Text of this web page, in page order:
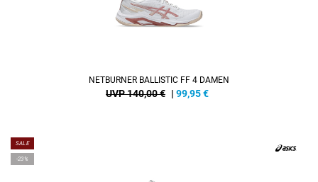
NETBURNER BALLISTIC FF 4 DAMEN
UVP 140,00 € | 99,95€
SALE
-23%